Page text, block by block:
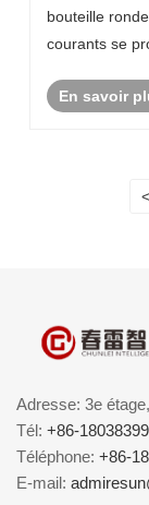
bouteille
courants se
problèmes
En savoir
<
Adresse: 3e
Tél: +86-
Téléphone: +86-
E-mail: